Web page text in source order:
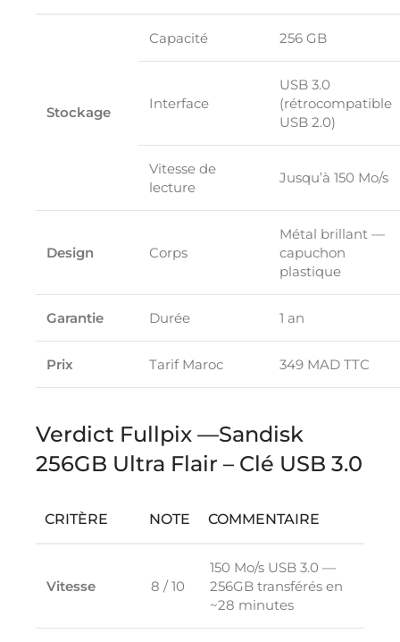
Stockage
Capacité 256 GB
Interface
USB 3.0
(rétrocompatible
USB 2.0)
Vitesse de
lecture
Jusqu’à 150 Mo/s
Design Corps
Métal brillant —
capuchon
plastique
Garantie Durée 1 an
Prix Tarif Maroc 349 MAD TTC
Verdict Fullpix —Sandisk
256GB Ultra Flair – Clé USB 3.0
CRITÈRE NOTE COMMENTAIRE
Vitesse 8 / 10
150 Mo/s USB 3.0 —
256GB transférés en
~28 minutes